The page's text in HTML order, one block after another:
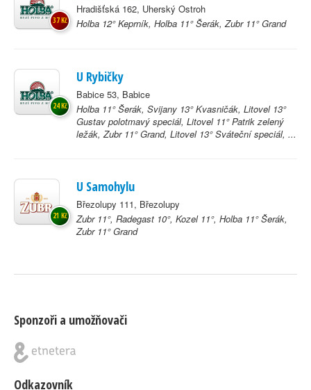
Hradišťská 162, Uherský Ostroh
Holba 12° Keprník, Holba 11° Šerák, Zubr 11° Grand
37 Kč
U Rybičky
Babice 53, Babice
Holba 11° Šerák, Svijany 13° Kvasničák, Litovel 13°
Gustav polotmavý speciál, Litovel 11° Patrik zelený
ležák, Zubr 11° Grand, Litovel 13° Sváteční speciál, ...
24 Kč
U Samohylu
Březolupy 111, Březolupy
Zubr 11°, Radegast 10°, Kozel 11°, Holba 11° Šerák,
Zubr 11° Grand
21 Kč
Sponzoři a umožňovači
Odkazovník